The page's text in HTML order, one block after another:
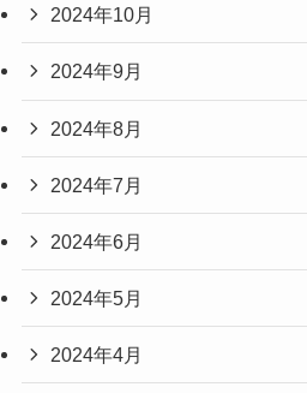
2024年10月
2024年9月
2024年8月
2024年7月
2024年6月
2024年5月
2024年4月